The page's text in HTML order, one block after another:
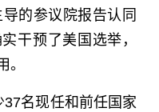
的参议院报告认同
干预了美国选举，
。
名现任和前任国家